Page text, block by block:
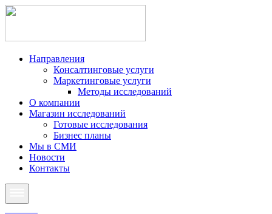
Направления
Консалтинговые услуги
Маркетинговые услуги
Методы исследований
О компании
Магазин исследований
Готовые исследования
Бизнес планы
Мы в СМИ
Новости
Контакты